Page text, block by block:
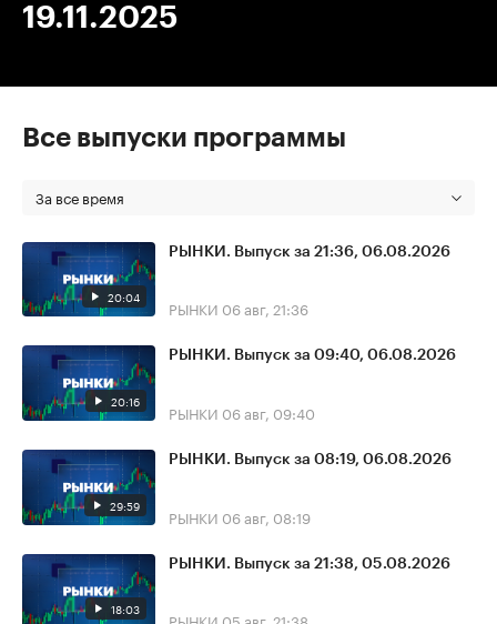
19.11.2025
Все выпуски программы
За все время
20:04
РЫНКИ. Выпуск за 21:36, 06.08.2026
РЫНКИ 06 авг, 21:36
20:16
РЫНКИ. Выпуск за 09:40, 06.08.2026
РЫНКИ 06 авг, 09:40
29:59
РЫНКИ. Выпуск за 08:19, 06.08.2026
РЫНКИ 06 авг, 08:19
18:03
РЫНКИ. Выпуск за 21:38, 05.08.2026